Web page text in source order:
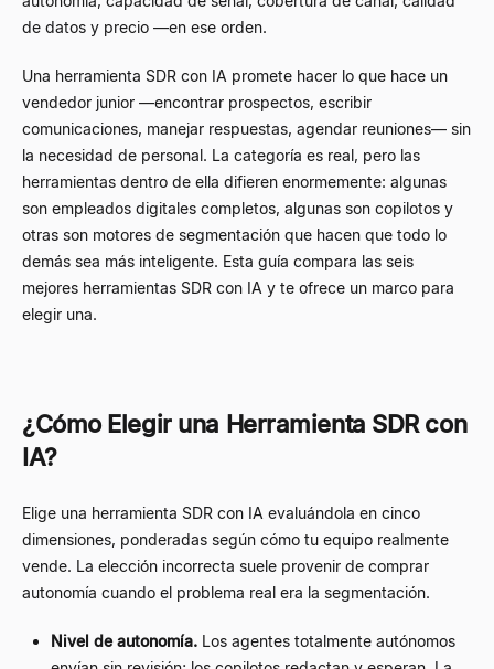
de datos y precio —en ese orden.
Una herramienta SDR con IA promete hacer lo que hace un
vendedor junior —encontrar prospectos, escribir
comunicaciones, manejar respuestas, agendar reuniones— sin
la necesidad de personal. La categoría es real, pero las
herramientas dentro de ella difieren enormemente: algunas
son empleados digitales completos, algunas son copilotos y
otras son motores de segmentación que hacen que todo lo
demás sea más inteligente. Esta guía compara las seis
mejores herramientas SDR con IA y te ofrece un marco para
elegir una.
¿Cómo Elegir una Herramienta SDR con
IA?
Elige una herramienta SDR con IA evaluándola en cinco
dimensiones, ponderadas según cómo tu equipo realmente
vende. La elección incorrecta suele provenir de comprar
autonomía cuando el problema real era la segmentación.
Nivel de autonomía. Los agentes totalmente autónomos